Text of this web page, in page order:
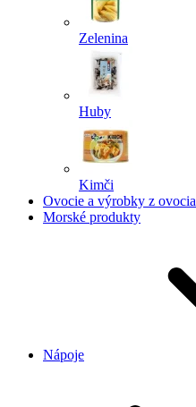
Zelenina
Huby
Kimči
Ovocie a výrobky z ovocia
Morské produkty
Nápoje